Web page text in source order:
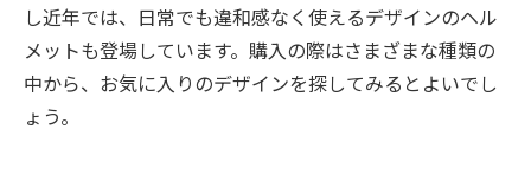
し近年では、日常でも違和感なく使えるデザインのヘル
メットも登場しています。購入の際はさまざまな種類の
中から、お気に入りのデザインを探してみるとよいでし
ょう。